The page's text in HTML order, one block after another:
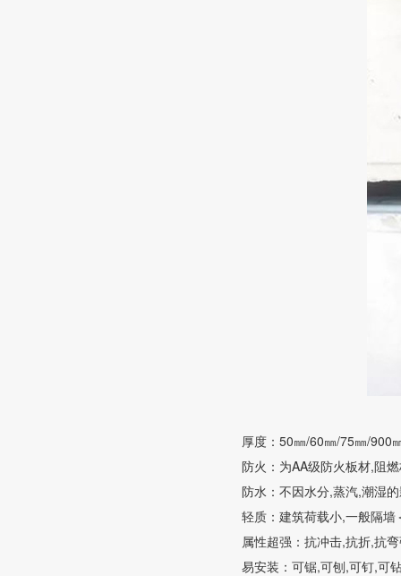
厚度：50㎜/60㎜/75㎜/900
防火：为AA级防火板材,阻
防水：不因水分,蒸汽,潮湿
轻质：建筑荷载小,一般隔
属性超强：抗冲击,抗折,抗
易安装：可锯,可刨,可钉,可